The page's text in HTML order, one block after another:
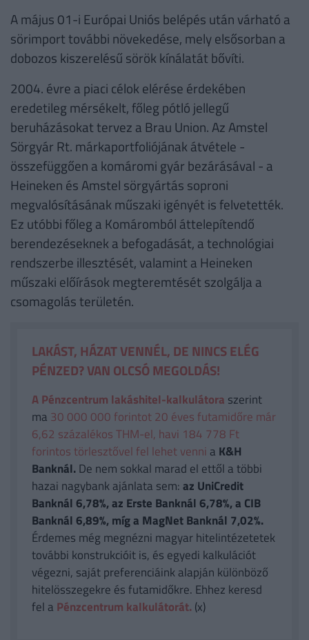
A május 01-i Európai Uniós belépés után várható a
sörimport további növekedése, mely elsősorban a
dobozos kiszerelésű sörök kínálatát bővíti.
2004. évre a piaci célok elérése érdekében
eredetileg mérsékelt, főleg pótló jellegű
beruházásokat tervez a Brau Union. Az Amstel
Sörgyár Rt. márkaportfoliójának átvétele -
összefüggően a komáromi gyár bezárásával - a
Heineken és Amstel sörgyártás soproni
megvalósításának műszaki igényét is felvetették.
Ez utóbbi főleg a Komáromból áttelepítendő
berendezéseknek a befogadását, a technológiai
rendszerbe illesztését, valamint a Heineken
műszaki előírások megteremtését szolgálja a
csomagolás területén.
LAKÁST, HÁZAT VENNÉL, DE NINCS ELÉG
PÉNZED? VAN OLCSÓ MEGOLDÁS!
A Pénzcentrum lakáshitel-kalkulátora szerint
ma 30 000 000 forintot 20 éves futamidőre már
6,62 százalékos THM-el, havi 184 778 Ft
forintos törlesztővel fel lehet venni a K&H
Banknál.De nem sokkal marad el ettől a többi
hazai nagybank ajánlata sem:az UniCredit
Banknál 6,78%, az Erste Banknál 6,78%, a CIB
Banknál 6,89%, míg a MagNet Banknál 7,02%.
Érdemes még megnézni magyar hitelintézetetek
további konstrukcióit is, és egyedi kalkulációt
végezni, saját preferenciáink alapján különböző
hitelösszegekre és futamidőkre. Ehhez keresd
fel a Pénzcentrum kalkulátorát. (x)